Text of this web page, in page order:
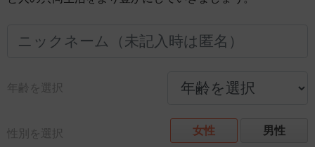
年齢を選択
性別を選択 女性 男性